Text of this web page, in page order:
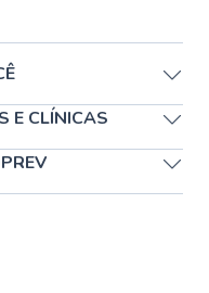
E CLÍNICAS